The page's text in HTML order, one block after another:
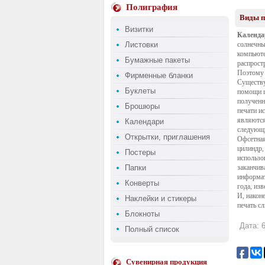
Полиграфия
Визитки
Листовки
Бумажные пакеты
Фирменные бланки
Буклеты
Брошюры
Календари
Открытки, приглашения
Постеры
Папки
Конверты
Наклейки и стикеры
Блокноты
Полный список
Сувенирная продукция
Виды
Поэтому
помощи
печати
цилиндр,
года,
И,
печать
Дата: